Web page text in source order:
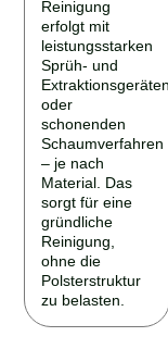
erfolgt mit
leistungsstarken
Sprüh- und
Extraktionsgeräten
oder
schonenden
Schaumverfahren
– je nach
Material. Das
sorgt für eine
gründliche
Reinigung,
ohne die
Polsterstruktur
zu belasten.